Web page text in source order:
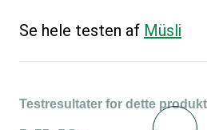
Se hele testen af Müsli
Testresultater for dette produkt